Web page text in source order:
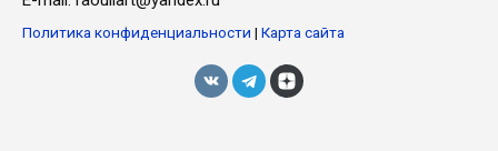
Политика конфиденциальности | Карта сайта